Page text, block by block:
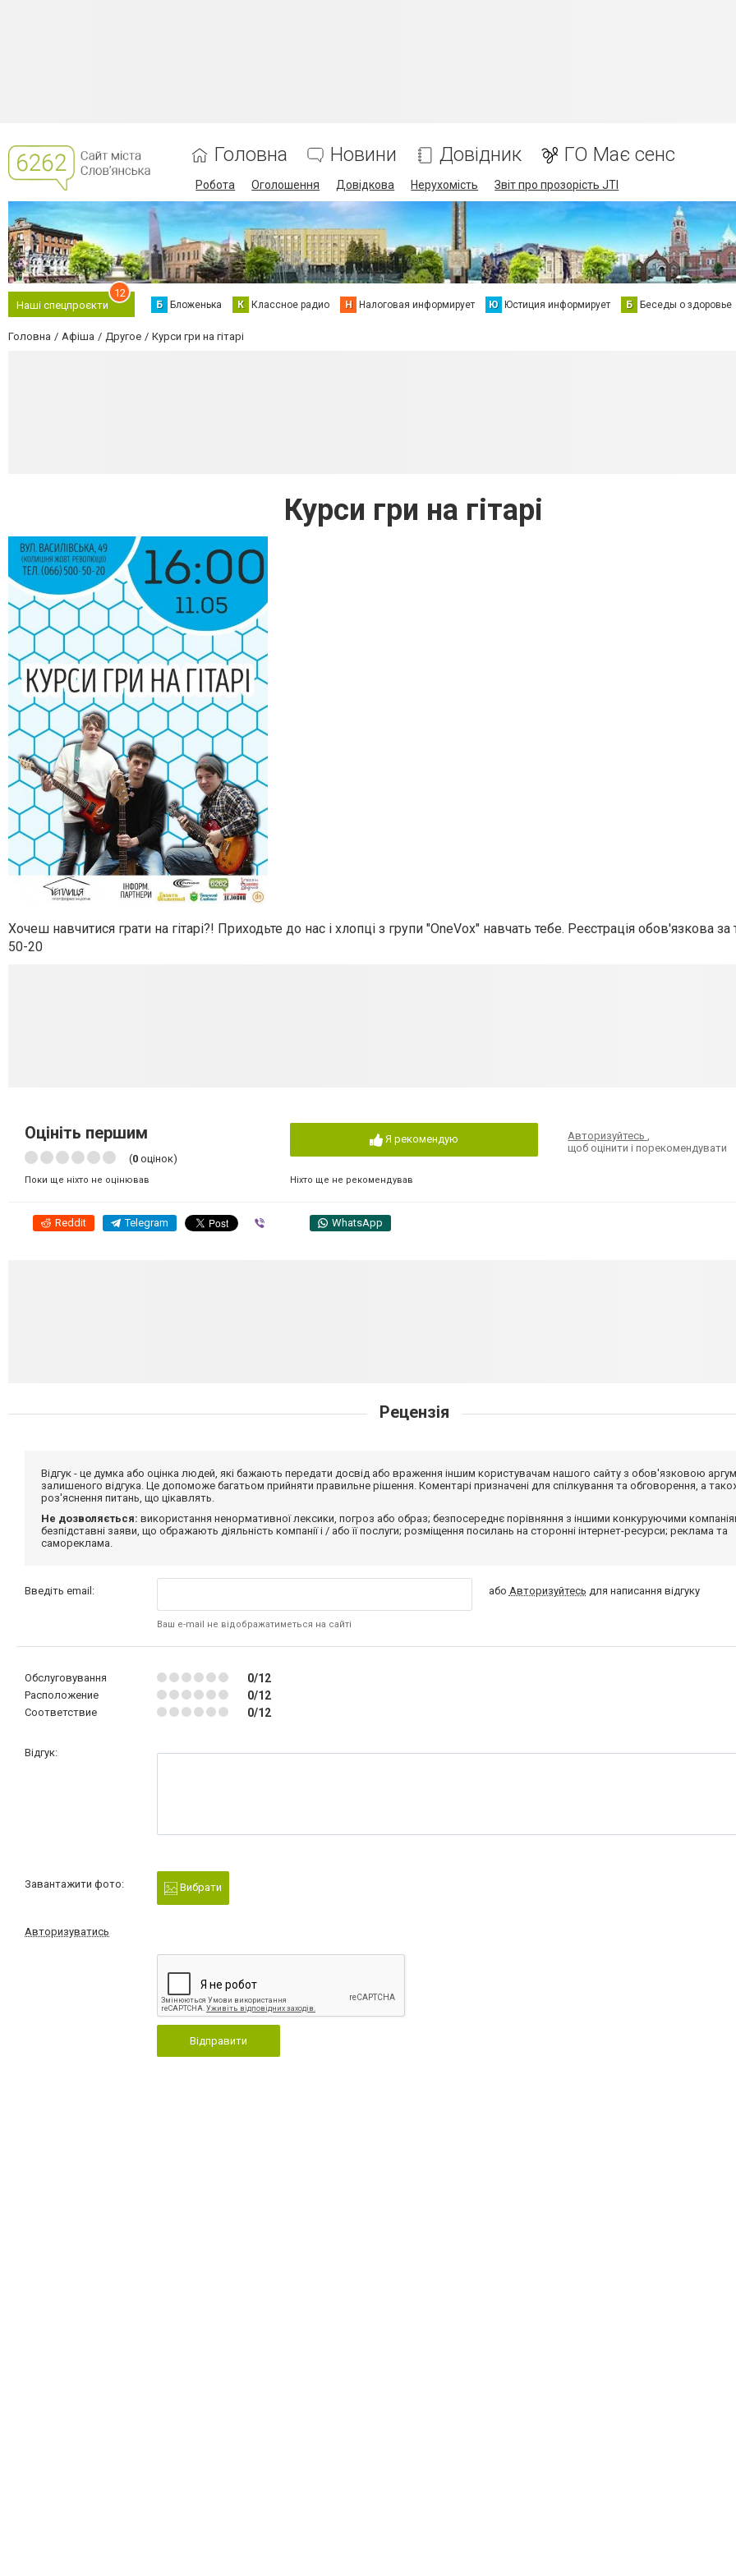
Головна Новини Довідник ГО Має сенс
Робота Оголошення Довідкова Нерухомість Звіт про прозорість JTI
Наші спецпроєкти
12
Б Бложенька К Классное радио Н Налоговая информирует Ю Юстиция информирует Б Беседы о здоровье
Головна Афіша Другое Курси гри на гітарі
Курси гри на гітарі
Хочеш навчитися грати на гітарі?! Приходьте до нас і хлопці з групи "OneVox" навчать тебе. Реєстрація обов'язкова за
50-20
Оцініть першим
(0 оцінок)
Поки ще ніхто не оцінював
Я рекомендую
Ніхто ще не рекомендував
Авторизуйтесь,
щоб оцінити і порекомендувати
Reddit Telegram WhatsApp
Рецензія
Відгук - це думка або оцінка людей, які бажають передати досвід або враження іншим користувачам нашого сайту з обов'язковою
залишеного відгука. Це допоможе багатьом прийняти правильне рішення. Коментарі призначені для спілкування та обговорення, а
роз'яснення питань, що цікавлять.
Не дозволяється: використання ненормативної лексики, погроз або образ; безпосереднє порівняння з іншими конкуруючими
безпідставні заяви, що ображають діяльність компанії і / або її послуги; розміщення посилань на сторонні інтернет-ресурси; реклама та
самореклама.
Введіть email:
Ваш e-mail не відображатиметься на сайті
або Авторизуйтесь для написання відгуку
Обслуговування 0/12
Расположение 0/12
Соответствие 0/12
Відгук:
Завантажити фото: Вибрати
Авторизуватись
Відправити